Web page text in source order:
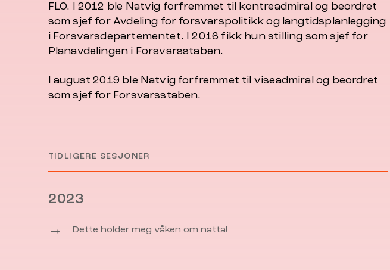
FLO. I 2012 ble Natvig forfremmet til kontreadmiral og beordret
som sjef for Avdeling for forsvarspolitikk og langtidsplanlegging
i Forsvarsdepartementet. I 2016 fikk hun stilling som sjef for
Planavdelingen i Forsvarsstaben.
I august 2019 ble Natvig forfremmet til viseadmiral og beordret
som sjef for Forsvarsstaben.
TIDLIGERE SESJONER
2023
→
Dette holder meg våken om natta!